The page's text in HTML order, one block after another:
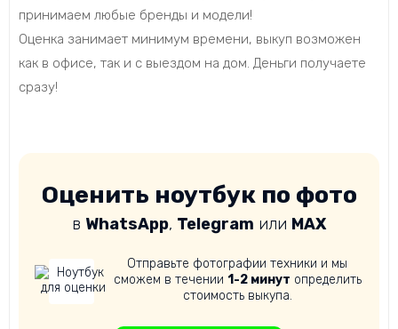
принимаем любые бренды и модели!
Оценка занимает минимум времени, выкуп возможен
как в офисе, так и с выездом на дом. Деньги получаете
сразу!
Оценить ноутбук по фото
в WhatsApp, Telegram или MAX
Отправьте фотографии техники и мы
сможем в течении 1-2 минут определить
стоимость выкупа.